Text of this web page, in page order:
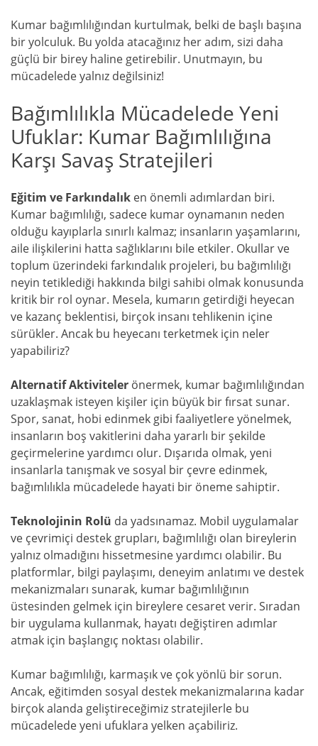
Kumar bağımlılığından kurtulmak, belki de başlı başına
bir yolculuk. Bu yolda atacağınız her adım, sizi daha
güçlü bir birey haline getirebilir. Unutmayın, bu
mücadelede yalnız değilsiniz!
Bağımlılıkla Mücadelede Yeni
Ufuklar: Kumar Bağımlılığına
Karşı Savaş Stratejileri
Eğitim ve Farkındalık en önemli adımlardan biri.
Kumar bağımlılığı, sadece kumar oynamanın neden
olduğu kayıplarla sınırlı kalmaz; insanların yaşamlarını,
aile ilişkilerini hatta sağlıklarını bile etkiler. Okullar ve
toplum üzerindeki farkındalık projeleri, bu bağımlılığı
neyin tetiklediği hakkında bilgi sahibi olmak konusunda
kritik bir rol oynar. Mesela, kumarın getirdiği heyecan
ve kazanç beklentisi, birçok insanı tehlikenin içine
sürükler. Ancak bu heyecanı terketmek için neler
yapabiliriz?
Alternatif Aktiviteler önermek, kumar bağımlılığından
uzaklaşmak isteyen kişiler için büyük bir fırsat sunar.
Spor, sanat, hobi edinmek gibi faaliyetlere yönelmek,
insanların boş vakitlerini daha yararlı bir şekilde
geçirmelerine yardımcı olur. Dışarıda olmak, yeni
insanlarla tanışmak ve sosyal bir çevre edinmek,
bağımlılıkla mücadelede hayati bir öneme sahiptir.
Teknolojinin Rolü da yadsınamaz. Mobil uygulamalar
ve çevrimiçi destek grupları, bağımlılığı olan bireylerin
yalnız olmadığını hissetmesine yardımcı olabilir. Bu
platformlar, bilgi paylaşımı, deneyim anlatımı ve destek
mekanizmaları sunarak, kumar bağımlılığının
üstesinden gelmek için bireylere cesaret verir. Sıradan
bir uygulama kullanmak, hayatı değiştiren adımlar
atmak için başlangıç noktası olabilir.
Kumar bağımlılığı, karmaşık ve çok yönlü bir sorun.
Ancak, eğitimden sosyal destek mekanizmalarına kadar
birçok alanda geliştireceğimiz stratejilerle bu
mücadelede yeni ufuklara yelken açabiliriz.